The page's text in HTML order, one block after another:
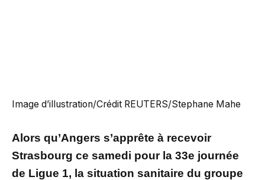
Image d’illustration/Crédit REUTERS/Stephane Mahe
Alors qu’Angers s’apprête à recevoir
Strasbourg ce samedi pour la 33e journée
de Ligue 1, la situation sanitaire du groupe